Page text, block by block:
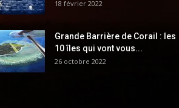
18 février 2022
Grande Barrière de Corail : les
10 îles qui vont vous...
26 octobre 2022